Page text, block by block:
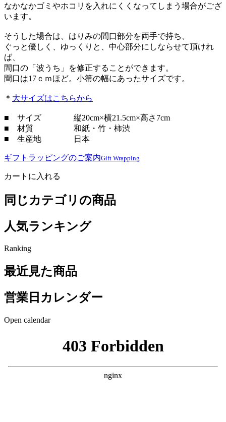
なかなかゴミやホコリを入れにくくなってしまう場合がござ
います。
そうした場合は、はりみの間口部分を両手で持ち、
ぐっと優しく、ゆっくりと、中心部分にしならせて頂けれ
ば、
間口の「波うち」を修正することができます。
間口は17ｃｍほど。小箒の幅にあったサイズです。
＊ 大サイズはこちらから
■ サイズ 縦20cm×横21.5cm×高さ7cm
■ 材質 和紙・竹・柿渋
■ 生産地 日本
ギフトラッピングのご案内Gift Wrapping
カートに入れる
同じカテゴリの商品
人気ランキング
Ranking
最近見た商品
営業日カレンダー
Open calendar